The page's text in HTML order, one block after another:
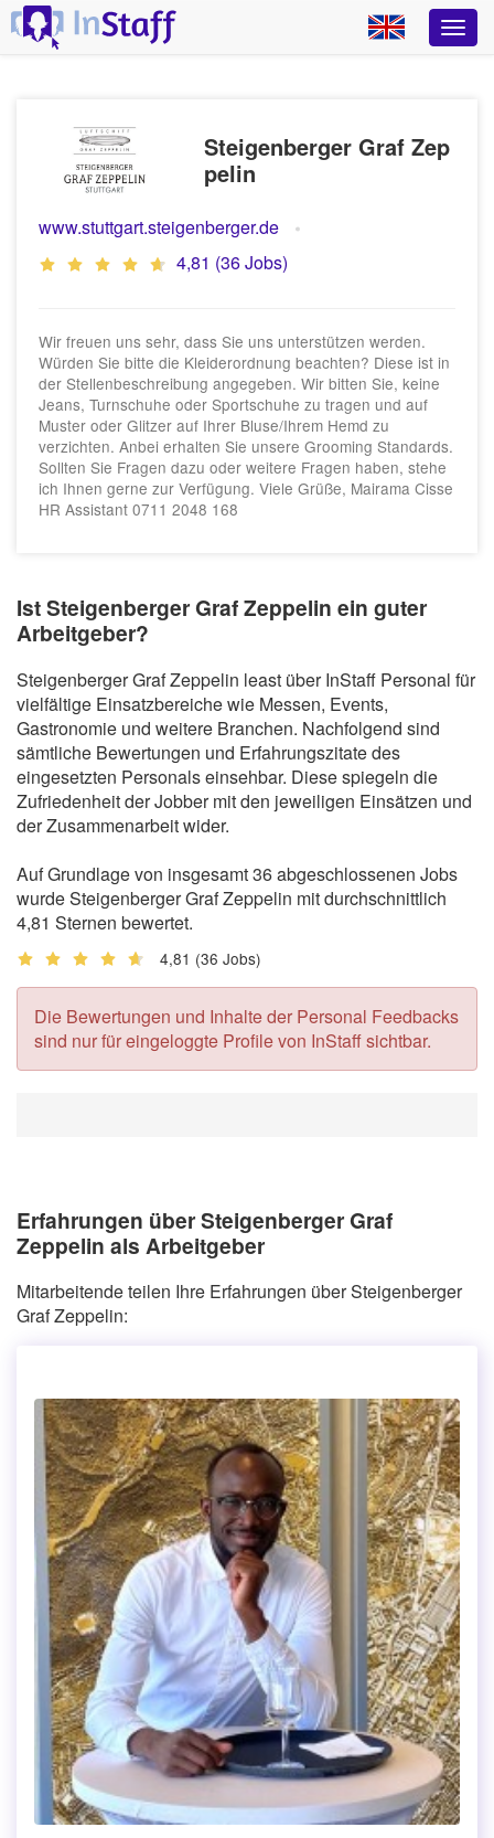
Steigenberger Graf Zep
pelin
www.stuttgart.steigenberger.de
4,81 (36 Jobs)
Wir freuen uns sehr, dass Sie uns unterstützen werden.
Würden Sie bitte die Kleiderordnung beachten? Diese ist in
der Stellenbeschreibung angegeben. Wir bitten Sie, keine
Jeans, Turnschuhe oder Sportschuhe zu tragen und auf
Muster oder Glitzer auf Ihrer Bluse/Ihrem Hemd zu
verzichten. Anbei erhalten Sie unsere Grooming Standards.
Sollten Sie Fragen dazu oder weitere Fragen haben, stehe
ich Ihnen gerne zur Verfügung. Viele Grüße, Mairama Cisse
HR Assistant 0711 2048 168
Ist Steigenberger Graf Zeppelin ein guter
Arbeitgeber?
Steigenberger Graf Zeppelin least über InStaff Personal für
vielfältige Einsatzbereiche wie Messen, Events,
Gastronomie und weitere Branchen. Nachfolgend sind
sämtliche Bewertungen und Erfahrungszitate des
eingesetzten Personals einsehbar. Diese spiegeln die
Zufriedenheit der Jobber mit den jeweiligen Einsätzen und
der Zusammenarbeit wider.
Auf Grundlage von insgesamt 36 abgeschlossenen Jobs
wurde Steigenberger Graf Zeppelin mit durchschnittlich
4,81 Sternen bewertet.
4,81 (36 Jobs)
Die Bewertungen und Inhalte der Personal Feedbacks
sind nur für eingeloggte Profile von InStaff sichtbar.
Erfahrungen über Steigenberger Graf
Zeppelin als Arbeitgeber
Mitarbeitende teilen Ihre Erfahrungen über Steigenberger
Graf Zeppelin: